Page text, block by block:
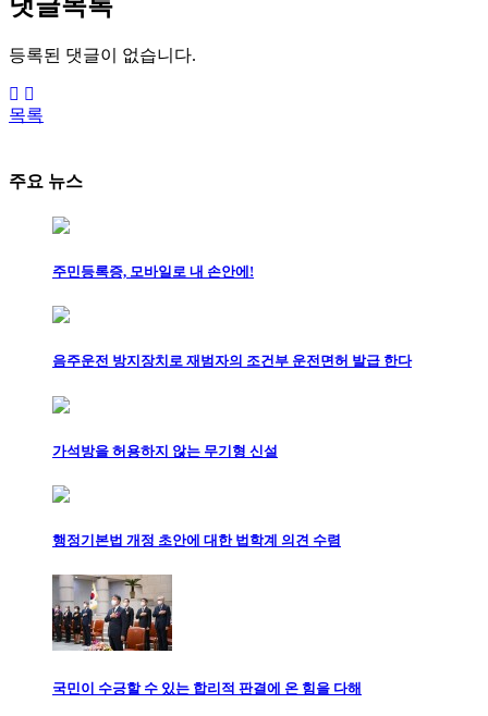
댓글목록
등록된 댓글이 없습니다.
목록
주요 뉴스
주민등록증, 모바일로 내 손안에!
음주운전 방지장치로 재범자의 조건부 운전면허 발급 한다
가석방을 허용하지 않는 무기형 신설
행정기본법 개정 초안에 대한 법학계 의견 수렴
국민이 수긍할 수 있는 합리적 판결에 온 힘을 다해